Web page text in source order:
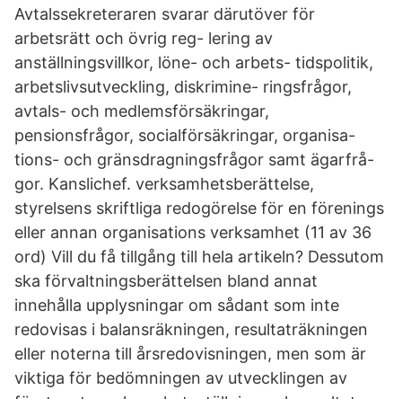
Avtalssekreteraren svarar därutöver för
arbetsrätt och övrig reg- lering av
anställningsvillkor, löne- och arbets- tidspolitik,
arbetslivsutveckling, diskrimine- ringsfrågor,
avtals- och medlemsförsäkringar,
pensionsfrågor, socialförsäkringar, organisa-
tions- och gränsdragningsfrågor samt ägarfrå-
gor. Kanslichef. verksamhetsberättelse,
styrelsens skriftliga redogörelse för en förenings
eller annan organisations verksamhet (11 av 36
ord) Vill du få tillgång till hela artikeln? Dessutom
ska förvaltningsberättelsen bland annat
innehålla upplysningar om sådant som inte
redovisas i balansräkningen, resultaträkningen
eller noterna till årsredovisningen, men som är
viktiga för bedömningen av utvecklingen av